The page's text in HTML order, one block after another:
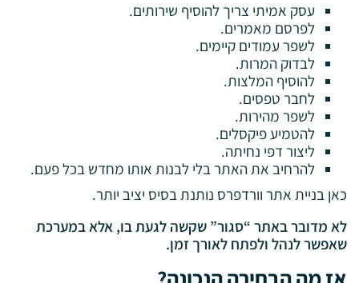
עסק אמיתי צריך להוסיף שירותים.
לפרסם מאמרים.
לשפר עמודים קיימים.
לבדוק המרות.
להוסיף המלצות.
לחבר טפסים.
לשפר מהירות.
להטמיע פיקסלים.
ליצור דפי נחיתה.
להרחיב את האתר בלי לבנות אותו מחדש בכל פעם.
כאן בניית אתר וורדפרס נותנת בסיס יציב יותר.
לא מדובר באתר “סגור” שקשה לגעת בו, אלא במערכת
שאפשר לנהל ולפתח לאורך זמן.